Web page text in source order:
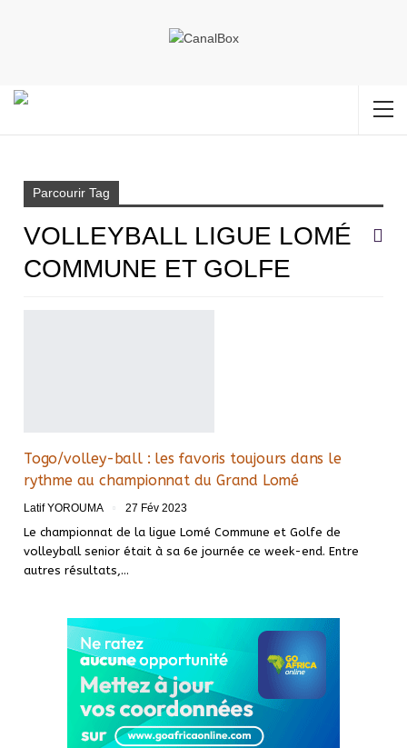
Parcourir Tag
VOLLEYBALL LIGUE LOMÉ
COMMUNE ET GOLFE
Togo/volley-ball : les favoris toujours dans le
rythme au championnat du Grand Lomé
Latif YOROUMA 27 Fév 2023
Le championnat de la ligue Lomé Commune et Golfe de
volleyball senior était à sa 6e journée ce week-end. Entre
autres résultats, …